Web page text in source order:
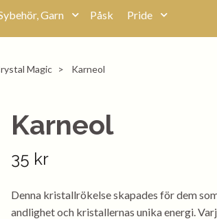
Garn Påsk Pride
Magic Karneol
Karneol
35 kr
Denna kristallrökelse skapades för dem
andlighet och kristallernas unika energi.